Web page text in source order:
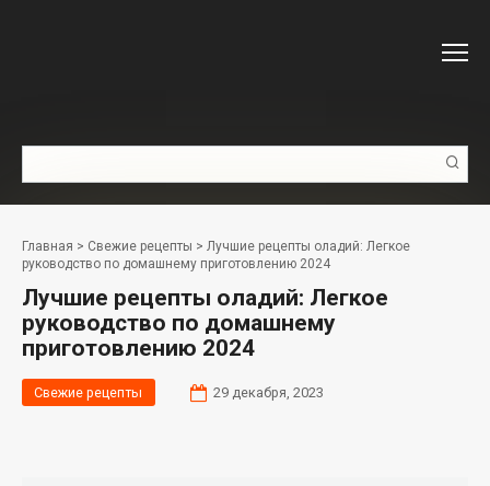
Главная > Свежие рецепты > Лучшие рецепты оладий: Легкое
руководство по домашнему приготовлению 2024
Лучшие рецепты оладий: Легкое
руководство по домашнему
приготовлению 2024
Свежие рецепты 29 декабря, 2023